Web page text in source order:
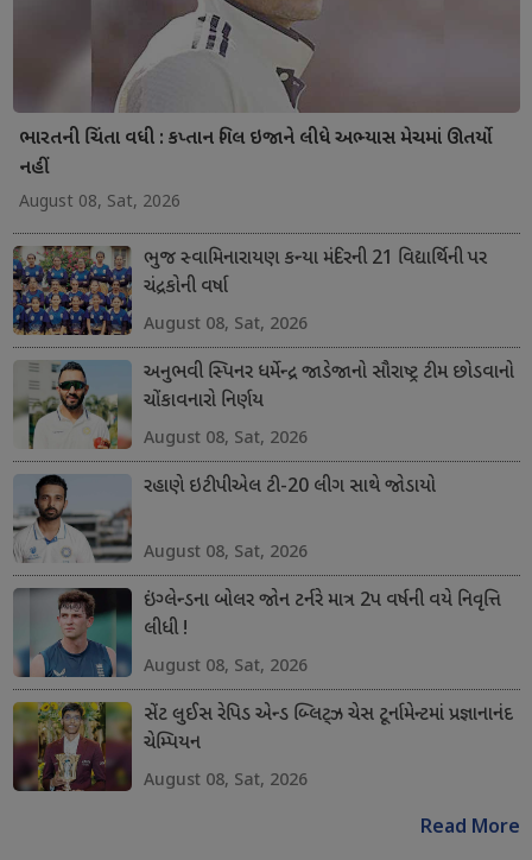
ભારતની ચિંતા વધી : કપ્તાન ગિલ ઇજાને લીધે અભ્યાસ મેચમાં ઊતર્યો
નહીં
August 08, Sat, 2026
ભુજ સ્વામિનારાયણ કન્યા મંદિરની 21 વિદ્યાર્થિની પર
ચંદ્રકોની વર્ષા
August 08, Sat, 2026
અનુભવી સ્પિનર ધર્મેન્દ્ર જાડેજાનો સૌરાષ્ટ્ર ટીમ છોડવાનો
ચોંકાવનારો નિર્ણય
August 08, Sat, 2026
રહાણે ઇટીપીએલ ટી-20 લીગ સાથે જોડાયો
August 08, Sat, 2026
ઇંગ્લેન્ડના બોલર જોન ટર્નરે માત્ર 2પ વર્ષની વયે નિવૃત્તિ
લીધી !
August 08, Sat, 2026
સેંટ લુઈસ રેપિડ એન્ડ બ્લિટ્ઝ ચેસ ટૂર્નામેન્ટમાં પ્રજ્ઞાનાનંદ
ચેમ્પિયન
August 08, Sat, 2026
Read More